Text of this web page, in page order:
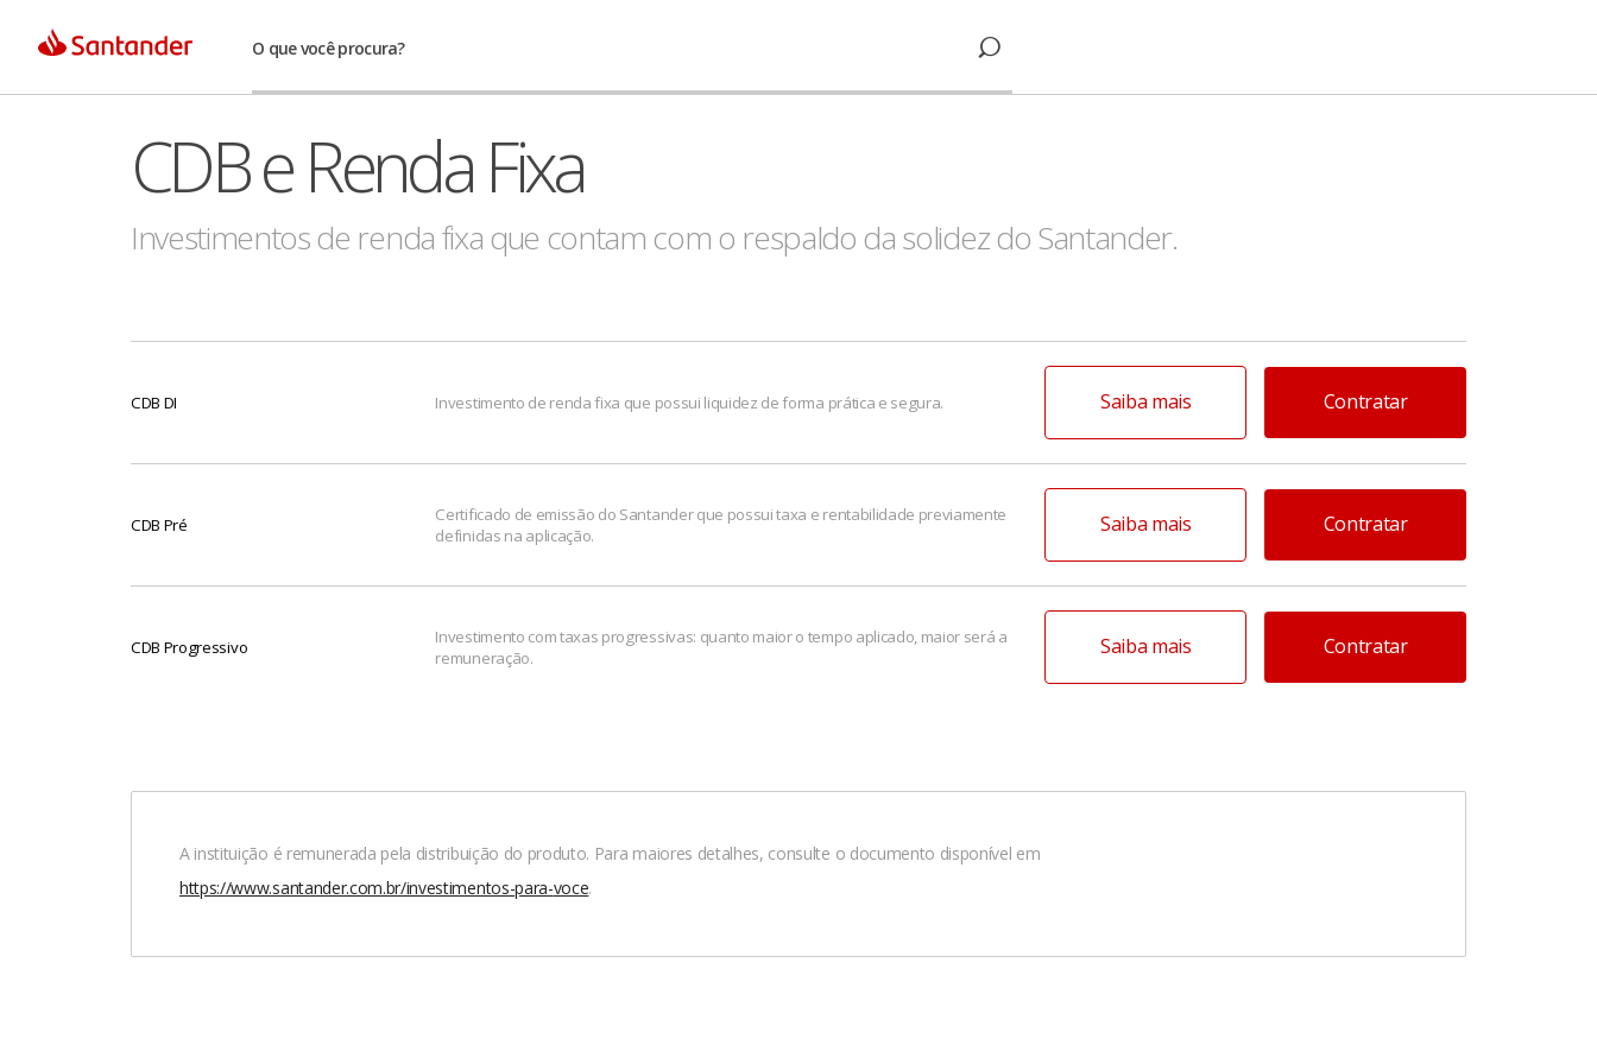
O que você procura?
CDB e Renda Fixa
Investimentos de renda fixa que contam com o respaldo da solidez do Santander.
CDB DI Investimento de renda fixa que possui liquidez de forma prática e segura. Contratar
Saiba mais
CDB Pré
Certificado de emissão do Santander que possui taxa e rentabilidade previamente
definidas na aplicação.
Contratar
Saiba mais
CDB Progressivo
Investimento com taxas progressivas: quanto maior o tempo aplicado, maior será a
remuneração.
Contratar
Saiba mais
A instituição é remunerada pela distribuição do produto. Para maiores detalhes, consulte o documento disponível em
https://www.santander.com.br/investimentos-para-voce.